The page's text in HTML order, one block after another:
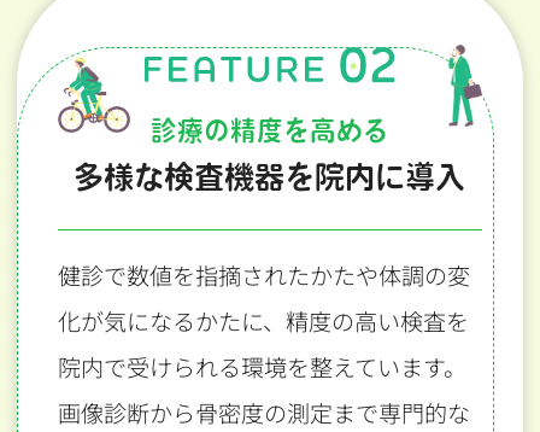
診療の精度を高める
多様な検査機器を院内に導入
健診で数値を指摘されたかたや体調の変
化が気になるかたに、 精度の高い検査を
院内で受けられる環境を整えています。
画像診断から骨密度の測定まで専門的な